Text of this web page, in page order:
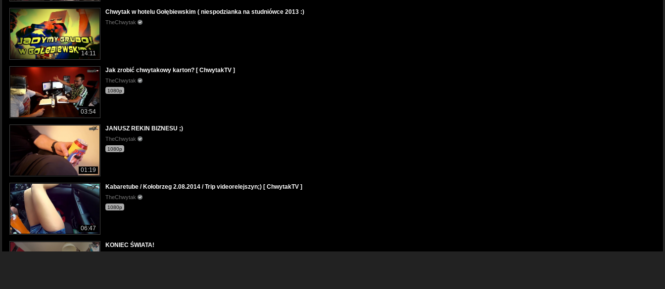
14:11
Chwytak w hotelu Gołębiewskim ( niespodzianka na studniówce 2013 :)
TheChwytak
03:54
Jak zrobić chwytakowy karton? [ ChwytakTV ]
TheChwytak
1080p
01:19
JANUSZ REKIN BIZNESU ;)
TheChwytak
1080p
06:47
Kabaretube / Kołobrzeg 2.08.2014 / Trip videorelejszyn;) [ ChwytakTV ]
TheChwytak
1080p
KONIEC ŚWIATA!